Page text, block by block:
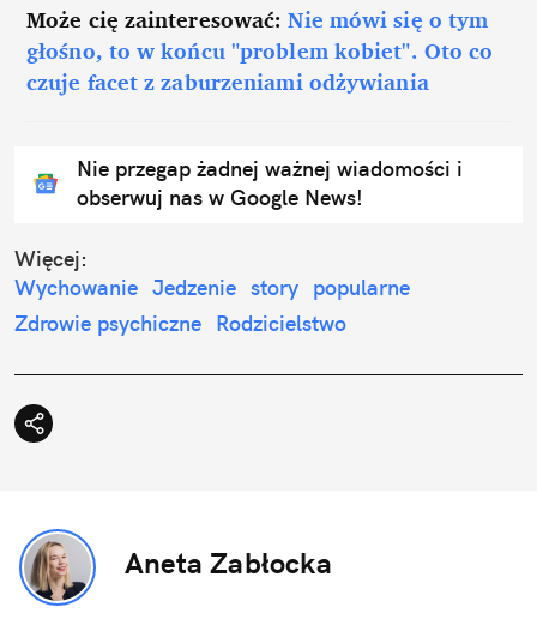
Może cię zainteresować:Nie mówi się o tym
głośno, to w końcu "problem kobiet". Oto co
czuje facet z zaburzeniami odżywiania
Nie przegap żadnej ważnej wiadomości i
obserwuj nas w Google News!
Więcej:
Wychowanie Jedzenie story popularne
Zdrowie psychiczne Rodzicielstwo
Aneta Zabłocka